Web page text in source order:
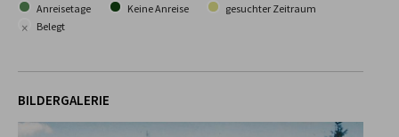
Anreisetage Keine Anreise gesuchter Zeitraum
× Belegt
BILDERGALERIE